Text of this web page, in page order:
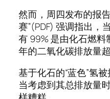
然而，周四发布的报
赛”(PDF) 强调指出，
有 99% 是由化石燃料
年的二氧化碳排放量超
基于化石的“蓝色”氢被
当考虑到其总排放量